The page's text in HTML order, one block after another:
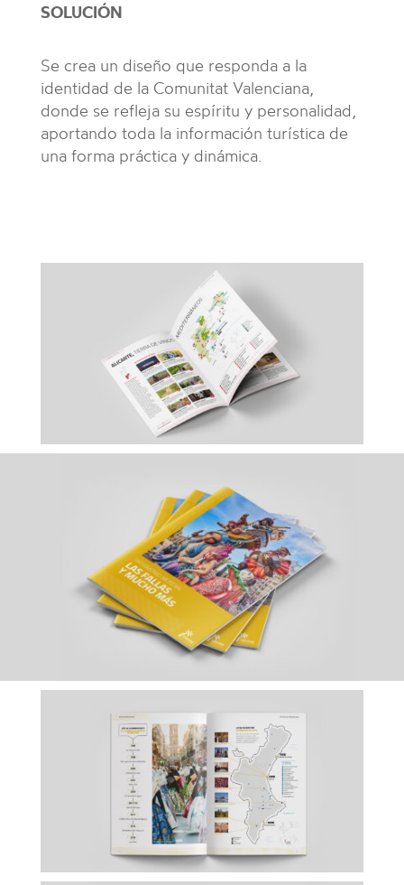
SOLUCIÓN
Se crea un diseño que responda a la
identidad de la Comunitat Valenciana,
donde se refleja su espíritu y personalidad,
aportando toda la información turística de
una forma práctica y dinámica.